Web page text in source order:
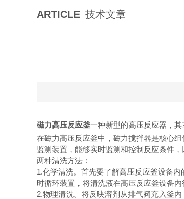
ARTICLE 技术文章
磁力高压反应釜一种新型的高压反应器，
在磁力高压反应釜中，磁力搅拌器是核心
监测装置，能够实时监测和控制反应条件，
两种清洗方法：
1.化学清洗。首先要了解高压反应釜设备
时循环装置，将清洗液在高压反应釜设备内
2.物理清洗。将反映溶剂从排气阀充入釜